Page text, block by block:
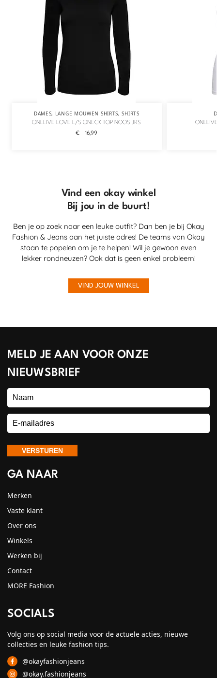
DAMES, LANGE MOUWEN SHIRTS,SHIRTS
ONLLIVE LOVE L/S ONECK TOP NOOS JRS
€ 16,99
Vind een okay winkel
Bij jou in de buurt!
Ben je op zoek naar een leuke outfit? Dan ben je bij Okay
Fashion & Jeans aan het juiste adres! De teams van Okay
staan te popelen om je te helpen! Wil je gewoon even
lekker rondneuzen? Ook dat is geen enkel probleem!
VIND JOUW WINKEL
MELD JE AAN VOOR ONZE
NIEUWSBRIEF
GA NAAR
Merken
Vaste klant
Over ons
Winkels
Werken bij
Contact
MORE Fashion
SOCIALS
Volg ons op social media voor de actuele acties, nieuwe
collecties en leuke fashion tips.
@okayfashionjeans
@okay.fashionjeans